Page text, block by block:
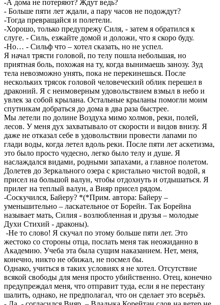
-А дома не потеряют? Ждут ведь?
- Больше пяти лет ждали, а пару часов не подождут?
-Тогда превращайся и полетели.
-Хорошо, только предупрежу Силя, - затем я обратился к
слуге. - Силь, езжайте домой и доложи, что я скоро буду.
-Но… - Сильф что – хотел сказать, но не успел.
Я начал трясти головой, по телу пошла небольшая, но
приятная боль, похожая на ту, когда вынимаешь занозу. Зуд
тела невозможно унять, пока не перекинешься. После
нескольких трясок головой человеческий облик перешел в
драконий. Я с неимоверным удовольствием взмыл в небо и
увлек за собой крылана. Остальные крыланы помогли моим
спутникам добраться до дома в два раза быстрее.
Мы летели по долине Воздуха мимо холмов, реки, полей,
лесов. У меня дух захватывало от скорости и видов внизу. Я
даже не отказал себе в удовольствии провести лапами по
глади воды, когда летел вдоль реки. После пяти лет аскетизма,
это было просто чудесно, легко было телу и душе. Я
наслаждался видами, родными запахами, а главное полетом.
Долетев до Зеркального озера с кристально чистой водой, я
присел на большой валун, чтобы отдохнуть и отдышаться. Я
прилег на теплый валун, а Вияр присел рядом.
-Соскучился, Байеру? *(*Прим. автора: Байеру –
уменьшительно – ласкательное от Борейн. Так Борейна
называет мать, Силия - возлюбленная и друзья – молодые
Духи Стихий - драконы).
-Не то слово! Я скучал по этому больше пяти лет. Это
жестоко со стороны отца, послать меня так неожиданно в
Академию. Учеба эта была сущим наказанием. Нет, меня,
конечно, никто не обижал, не посмел бы.
Однако, учиться в таких условиях я не хотел. Отсутствие
всякой свободы для меня просто убийственно. Отец, конечно
предупреждал меня, что отправит туда, если я не перестану
шалить, однако, не предполагал, что он сделает это всерьёз.